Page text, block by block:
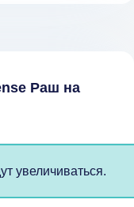
Раш на
увеличиваться.